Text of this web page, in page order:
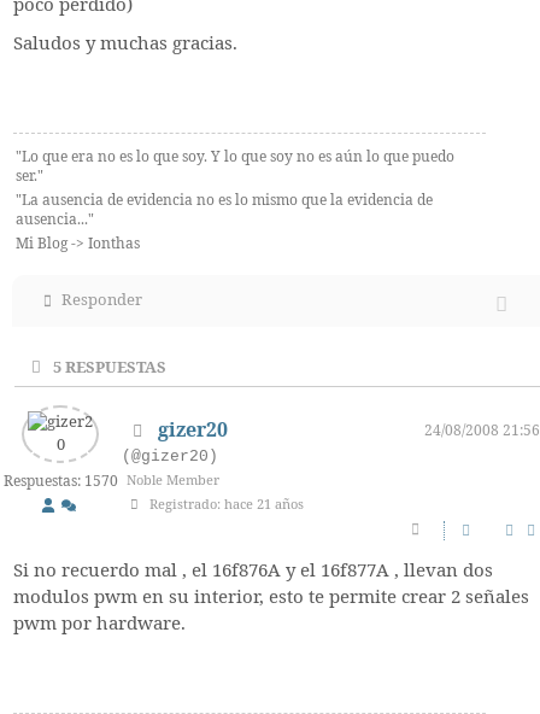
poco perdido)
Saludos y muchas gracias.
"Lo que era no es lo que soy. Y lo que soy no es aún lo que puedo
ser."
"La ausencia de evidencia no es lo mismo que la evidencia de
ausencia..."
Mi Blog -> Ionthas
Responder
5RESPUESTAS
Respuestas: 1570
gizer20
24/08/2008 21:56
(@gizer20)
Noble Member
Registrado: hace 21 años
Si no recuerdo mal , el 16f876A y el 16f877A , llevan dos
modulos pwm en su interior, esto te permite crear 2 señales
pwm por hardware.